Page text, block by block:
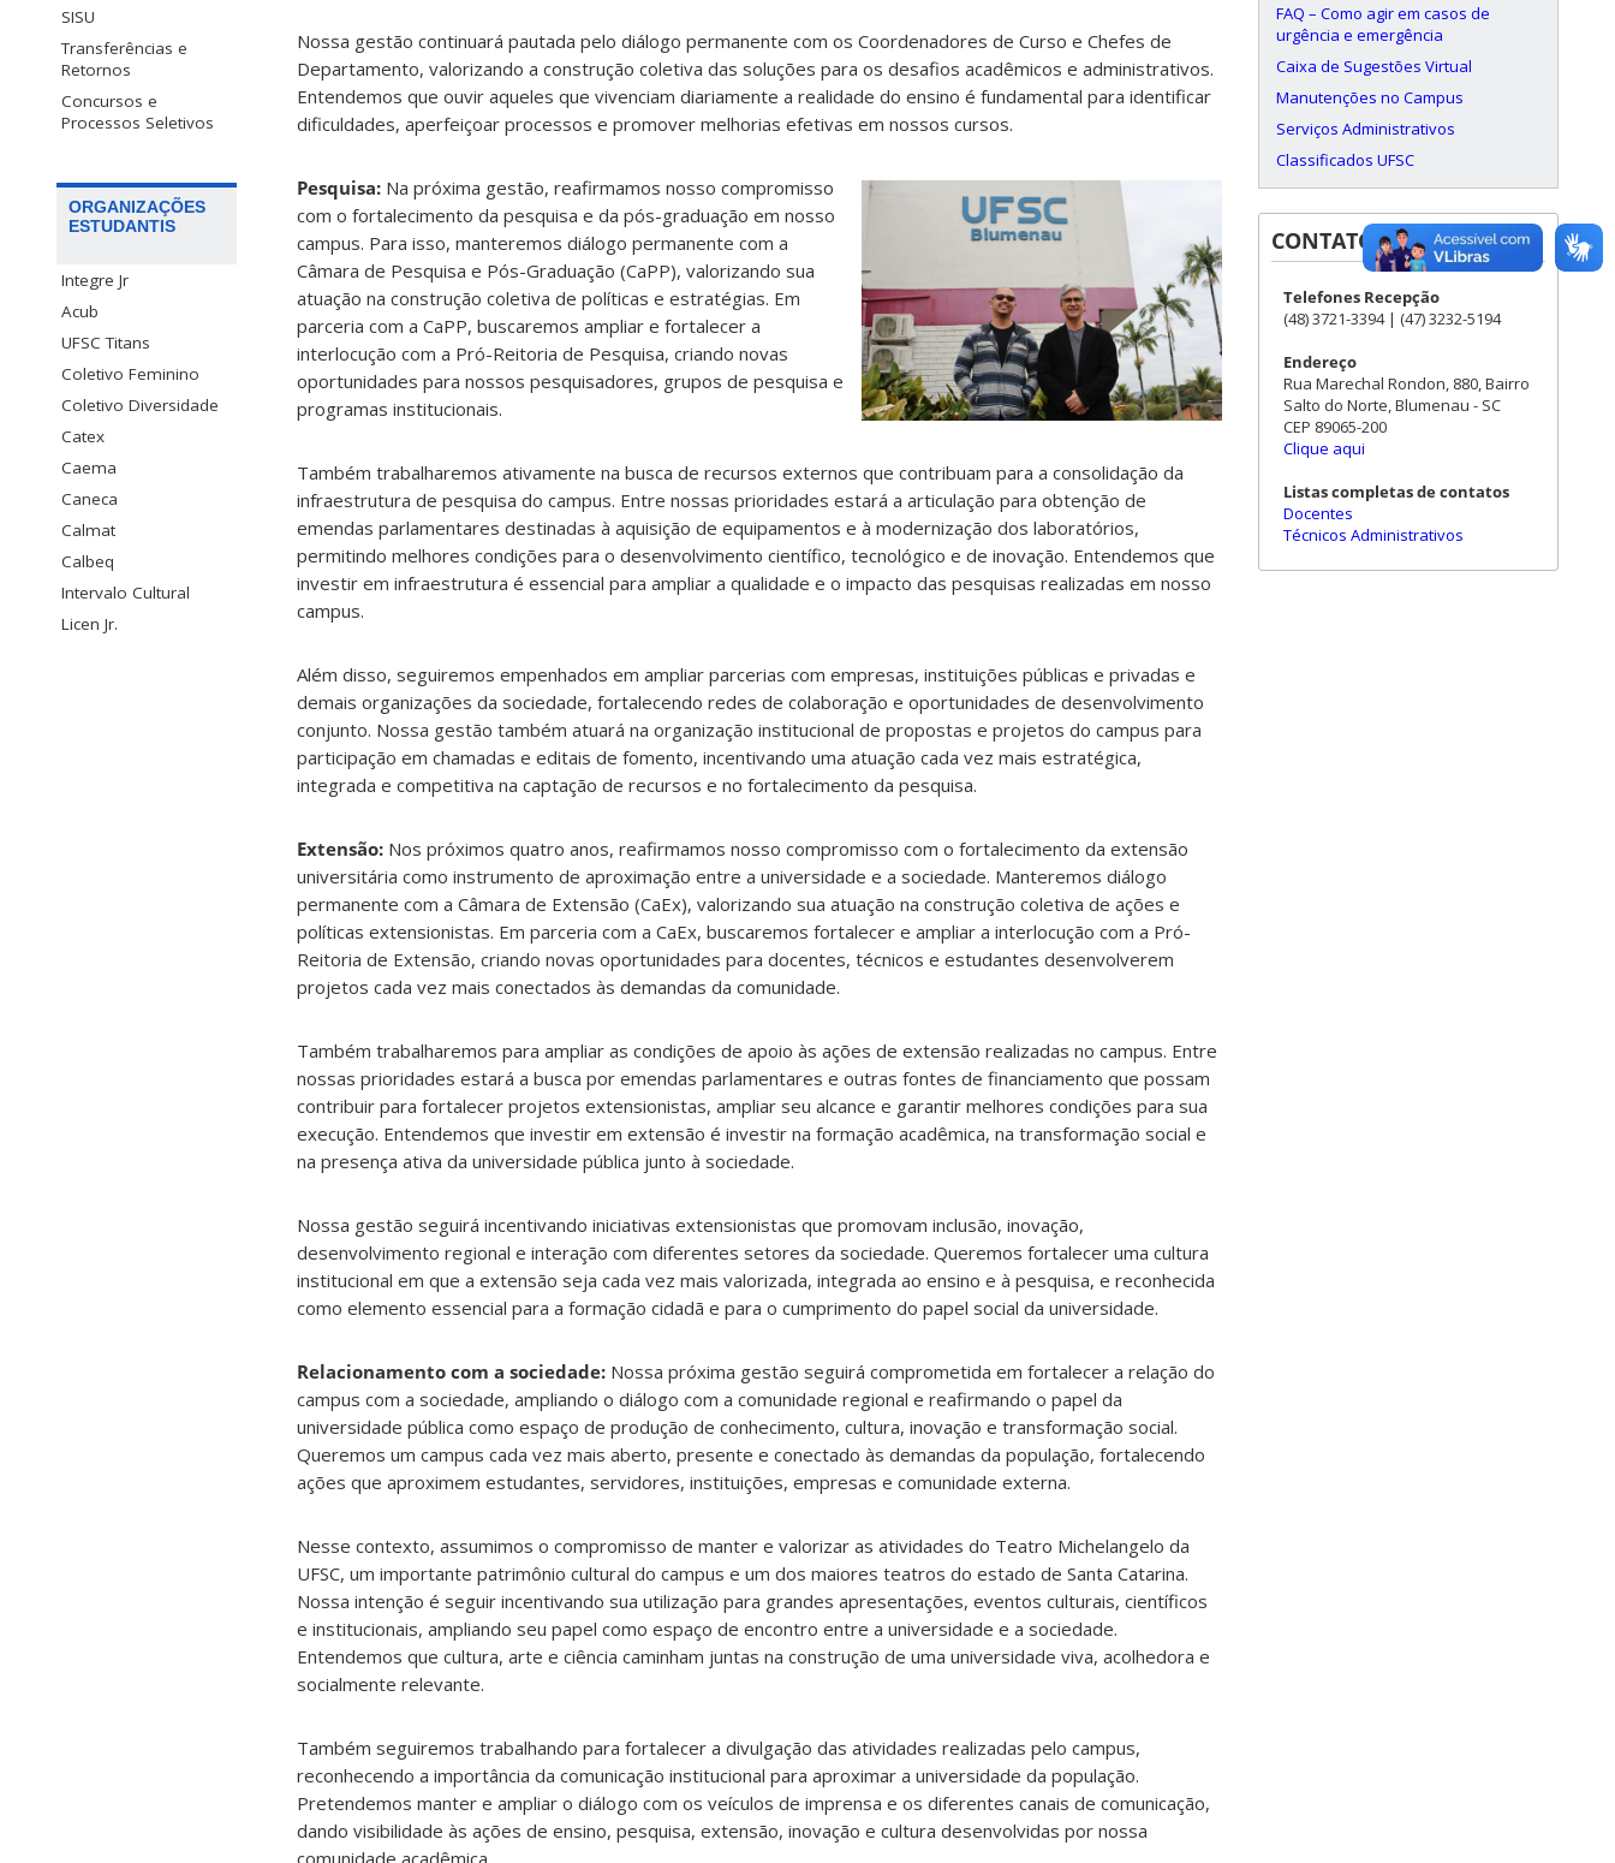
SISU
Transferências e
Retornos
Concursos e
Processos Seletivos
ORGANIZAÇÕES
ESTUDANTIS
Integre Jr
Acub
UFSC Titans
Coletivo Feminino
Coletivo Diversidade
Catex
Caema
Caneca
Calmat
Calbeq
Intervalo Cultural
Licen Jr.
Nossa gestão continuará pautada pelo diálogo permanente com os Coordenadores de Curso e Chefes de
Departamento, valorizando a construção coletiva das soluções para os desafios acadêmicos e administrativos.
Entendemos que ouvir aqueles que vivenciam diariamente a realidade do ensino é fundamental para identificar
dificuldades, aperfeiçoar processos e promover melhorias efetivas em nossos cursos.
Pesquisa: Na próxima gestão, reafirmamos nosso compromisso
com o fortalecimento da pesquisa e da pós-graduação em nosso
campus. Para isso, manteremos diálogo permanente com a
Câmara de Pesquisa e Pós-Graduação (CaPP), valorizando sua
atuação na construção coletiva de políticas e estratégias. Em
parceria com a CaPP, buscaremos ampliar e fortalecer a
interlocução com a Pró-Reitoria de Pesquisa, criando novas
oportunidades para nossos pesquisadores, grupos de pesquisa e
programas institucionais.
Também trabalharemos ativamente na busca de recursos externos que contribuam para a consolidação da
infraestrutura de pesquisa do campus. Entre nossas prioridades estará a articulação para obtenção de
emendas parlamentares destinadas à aquisição de equipamentos e à modernização dos laboratórios,
permitindo melhores condições para o desenvolvimento científico, tecnológico e de inovação. Entendemos que
investir em infraestrutura é essencial para ampliar a qualidade e o impacto das pesquisas realizadas em nosso
campus.
Além disso, seguiremos empenhados em ampliar parcerias com empresas, instituições públicas e privadas e
demais organizações da sociedade, fortalecendo redes de colaboração e oportunidades de desenvolvimento
conjunto. Nossa gestão também atuará na organização institucional de propostas e projetos do campus para
participação em chamadas e editais de fomento, incentivando uma atuação cada vez mais estratégica,
integrada e competitiva na captação de recursos e no fortalecimento da pesquisa.
Extensão: Nos próximos quatro anos, reafirmamos nosso compromisso com o fortalecimento da extensão
universitária como instrumento de aproximação entre a universidade e a sociedade. Manteremos diálogo
permanente com a Câmara de Extensão (CaEx), valorizando sua atuação na construção coletiva de ações e
políticas extensionistas. Em parceria com a CaEx, buscaremos fortalecer e ampliar a interlocução com a Pró-
Reitoria de Extensão, criando novas oportunidades para docentes, técnicos e estudantes desenvolverem
projetos cada vez mais conectados às demandas da comunidade.
Também trabalharemos para ampliar as condições de apoio às ações de extensão realizadas no campus. Entre
nossas prioridades estará a busca por emendas parlamentares e outras fontes de financiamento que possam
contribuir para fortalecer projetos extensionistas, ampliar seu alcance e garantir melhores condições para sua
execução. Entendemos que investir em extensão é investir na formação acadêmica, na transformação social e
na presença ativa da universidade pública junto à sociedade.
Nossa gestão seguirá incentivando iniciativas extensionistas que promovam inclusão, inovação,
desenvolvimento regional e interação com diferentes setores da sociedade. Queremos fortalecer uma cultura
institucional em que a extensão seja cada vez mais valorizada, integrada ao ensino e à pesquisa, e reconhecida
como elemento essencial para a formação cidadã e para o cumprimento do papel social da universidade.
Relacionamento com a sociedade: Nossa próxima gestão seguirá comprometida em fortalecer a relação do
campus com a sociedade, ampliando o diálogo com a comunidade regional e reafirmando o papel da
universidade pública como espaço de produção de conhecimento, cultura, inovação e transformação social.
Queremos um campus cada vez mais aberto, presente e conectado às demandas da população, fortalecendo
ações que aproximem estudantes, servidores, instituições, empresas e comunidade externa.
Nesse contexto, assumimos o compromisso de manter e valorizar as atividades do Teatro Michelangelo da
UFSC, um importante patrimônio cultural do campus e um dos maiores teatros do estado de Santa Catarina.
Nossa intenção é seguir incentivando sua utilização para grandes apresentações, eventos culturais, científicos
e institucionais, ampliando seu papel como espaço de encontro entre a universidade e a sociedade.
Entendemos que cultura, arte e ciência caminham juntas na construção de uma universidade viva, acolhedora e
socialmente relevante.
Também seguiremos trabalhando para fortalecer a divulgação das atividades realizadas pelo campus,
reconhecendo a importância da comunicação institucional para aproximar a universidade da população.
Pretendemos manter e ampliar o diálogo com os veículos de imprensa e os diferentes canais de comunicação,
dando visibilidade às ações de ensino, pesquisa, extensão, inovação e cultura desenvolvidas por nossa
FAQ – Como agir em casos de
urgência e emergência
Caixa de Sugestões Virtual
Manutenções no Campus
Serviços Administrativos
Classificados UFSC
CONTATOS
Telefones Recepção
(48) 3721-3394 | (47) 3232-5194
Endereço
Rua Marechal Rondon, 880, Bairro
Salto do Norte, Blumenau - SC
CEP 89065-200
Clique aqui
Listas completas de contatos
Docentes
Técnicos Administrativos